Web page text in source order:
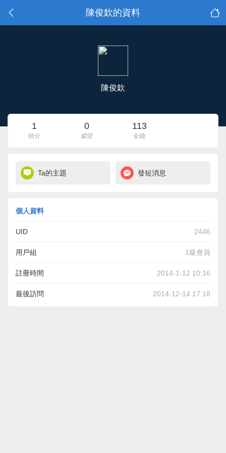
陳俊欽的資料
陳俊欽
1
積分
0
威望
113
金錢
Ta的主題 發短消息
個人資料
UID 2446
用戶組 1級會員
註冊時間 2014-1-12 10:16
最後訪問 2014-12-14 17:18